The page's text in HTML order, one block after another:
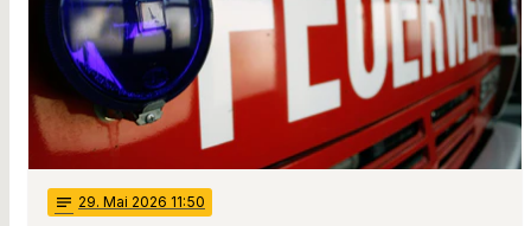
notes 29. Mai 2026 11:50